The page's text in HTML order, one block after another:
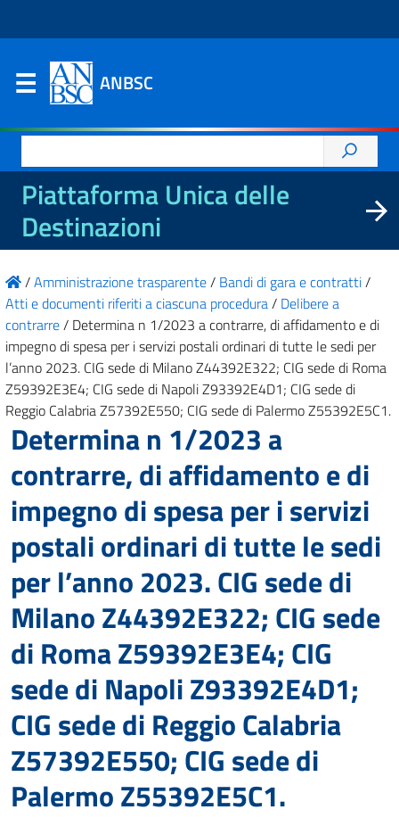
ANBSC
per:
Piattaforma Unica delle
Destinazioni
/Amministrazione trasparente/ Bandi di gara e contratti/
Atti e documenti riferiti a ciascuna procedura/ Delibere a
contrarre/ Determina n 1/2023 a contrarre, di affidamento e di
impegno di spesa per i servizi postali ordinari di tutte le sedi per
l’anno 2023. CIG sede di Milano Z44392E322; CIG sede di Roma
Z59392E3E4; CIG sede di Napoli Z93392E4D1; CIG sede di
Reggio Calabria Z57392E550; CIG sede di Palermo Z55392E5C1.
Determina n 1/2023 a
contrarre, di affidamento e di
impegno di spesa per i servizi
postali ordinari di tutte le sedi
per l’anno 2023. CIG sede di
Milano Z44392E322; CIG sede
di Roma Z59392E3E4; CIG
sede di Napoli Z93392E4D1;
CIG sede di Reggio Calabria
Z57392E550; CIG sede di
Palermo Z55392E5C1.